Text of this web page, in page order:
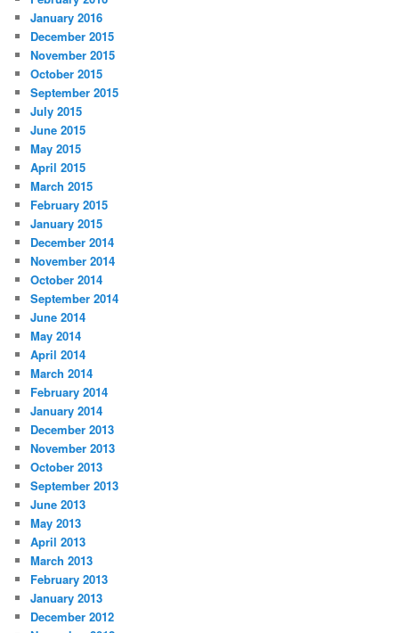
January 2016
December 2015
November 2015
October 2015
September 2015
July 2015
June 2015
May 2015
April 2015
March 2015
February 2015
January 2015
December 2014
November 2014
October 2014
September 2014
June 2014
May 2014
April 2014
March 2014
February 2014
January 2014
December 2013
November 2013
October 2013
September 2013
June 2013
May 2013
April 2013
March 2013
February 2013
January 2013
December 2012